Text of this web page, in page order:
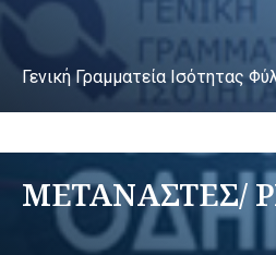
Γενική Γραμματεία Ισότητας
ΜΕΤΑΝΑΣΤΕΣ/